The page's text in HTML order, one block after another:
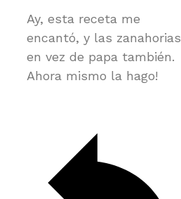
Ay, esta receta me
encantó, y las zanahorias
en vez de papa también.
Ahora mismo la hago!